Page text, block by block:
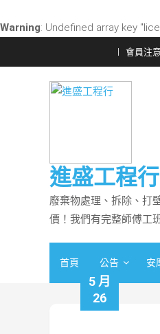
Warning: Undefined array key
to
會員注
進盛工程行
廢棄物處理、拆除、打
價！我們有完整師傅工
首頁 公告 安
5 月
26